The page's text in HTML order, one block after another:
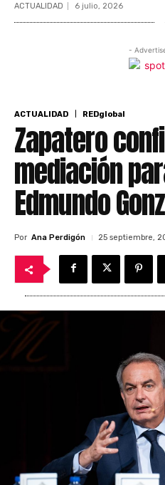
ACTUALIDAD 6 julio, 2026
-